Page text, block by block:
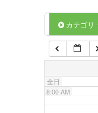
カテゴリ
全日
6:00 AM
7:00 AM
8:00 AM